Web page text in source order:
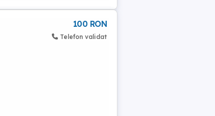
100 RON
Telefon validat